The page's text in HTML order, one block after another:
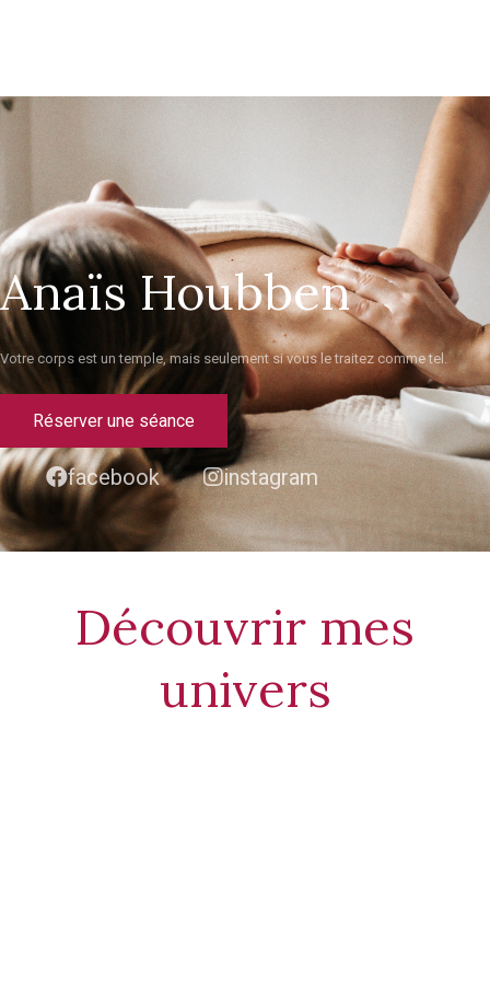
Anaïs Houbben
Votre corps est un temple, mais seulement si vous le traitez comme tel.
Réserver une séance
facebook instagram
Découvrir mes
univers